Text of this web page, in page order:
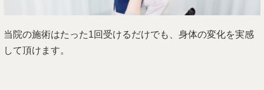
当院の施術はたった1回受けるだけでも、身体の変化を実感
して頂けます。